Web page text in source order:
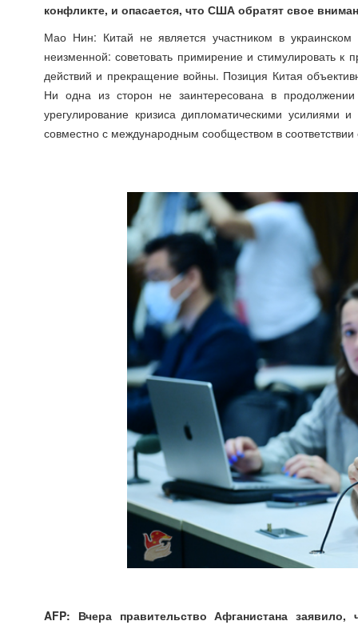
конфликте, и опасается, что США обратят свое
Мао Нин: Китай не является участником в украинском
неизменной: советовать примирение и стимулировать к
действий и прекращение войны. Позиция Китая
Ни одна из сторон не заинтересована в
урегулирование кризиса дипломатическими усилиями
совместно с международным сообществом в
AFP: Вчера правительство Афганистана